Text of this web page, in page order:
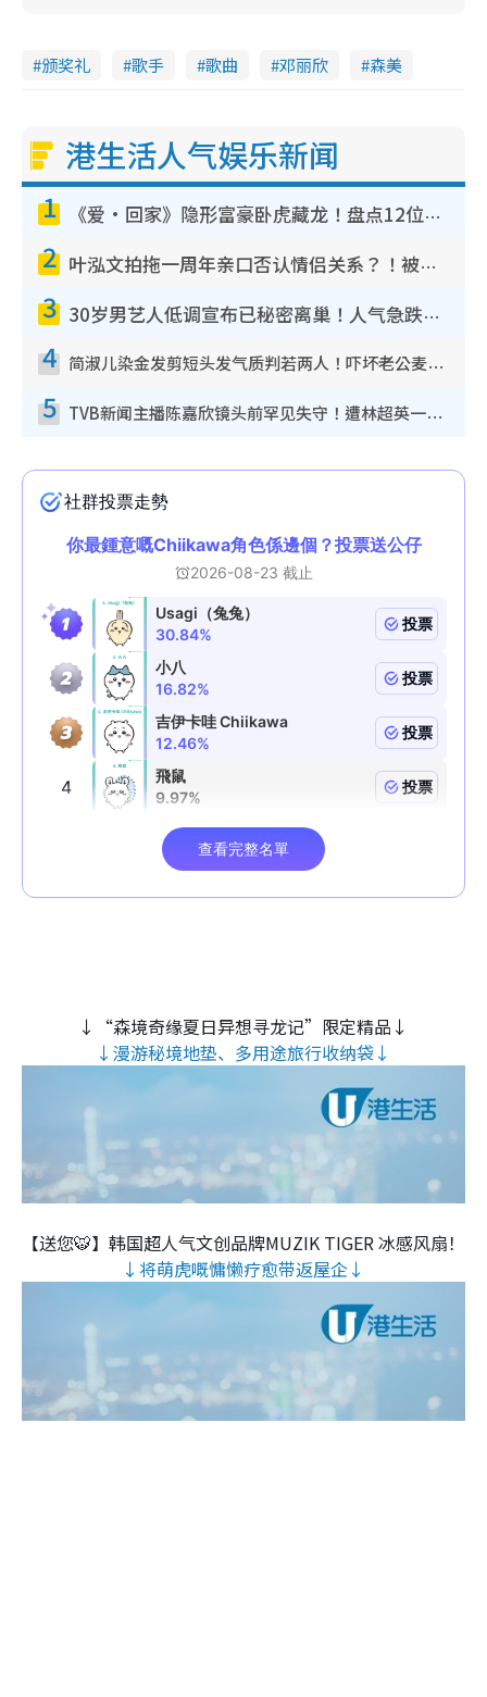
颁奖礼 歌手 歌曲 邓丽欣 森美
港生活人气娱乐新闻
1 《爱·回家》隐形富豪卧虎藏龙！盘点12位财气逼人的有钱艺人：这位美女3亿身家不愁做
2 叶泓文拍拖一周年亲口否认情侣关系？！被质疑感情造假竟称GM“普通同事”
3 30岁男艺人低调宣布已秘密离巢！人气急跌变失踪人口：“这几年过得并不容易”
4 简淑儿染金发剪短头发气质判若两人！吓坏老公麦大力都认不出：“你做什么？”
5 TVB新闻主播陈嘉欣镜头前罕见失守！遭林超英一句话突袭吓坏当场大笑
↓“森境奇缘夏日异想寻龙记”限定精品↓
↓漫游秘境地垫、多用途旅行收纳袋↓
【送您🐯】韩国超人气文创品牌MUZIK TIGER 冰感风扇！
↓将萌虎嘅慵懒疗愈带返屋企↓